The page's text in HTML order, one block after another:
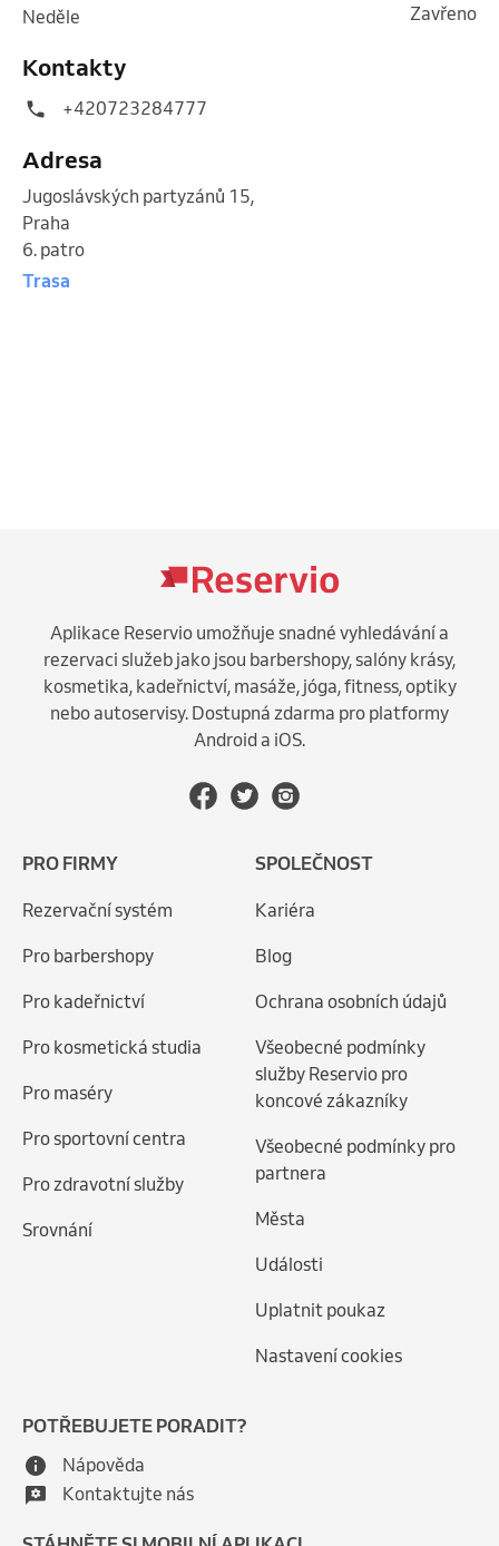
neděle
Zavřeno
Kontakty
+420723284777
Adresa
Jugoslávských partyzánů 15,
Praha
6. patro
Trasa
Aplikace Reservio umožňuje snadné vyhledávání a
rezervaci služeb jako jsou barbershopy, salóny krásy,
kosmetika, kadeřnictví, masáže, jóga, fitness, optiky
nebo autoservisy. Dostupná zdarma pro platformy
Android a iOS.
PRO FIRMY
Rezervační systém
Pro barbershopy
Pro kadeřnictví
Pro kosmetická studia
Pro maséry
Pro sportovní centra
Pro zdravotní služby
Srovnání
SPOLEČNOST
Kariéra
Blog
Ochrana osobních údajů
Všeobecné podmínky
služby Reservio pro
koncové zákazníky
Všeobecné podmínky pro
partnera
Města
Události
Uplatnit poukaz
Nastavení cookies
POTŘEBUJETE PORADIT?
Nápověda
Kontaktujte nás